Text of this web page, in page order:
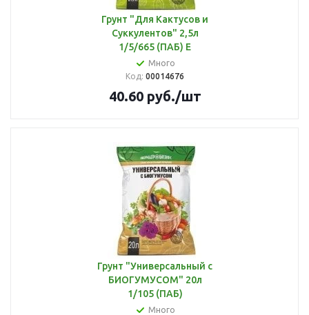
Грунт "Для Кактусов и
Суккулентов" 2,5л
1/5/665 (ПАБ) Е
Много
Код: 00014676
40.60руб./шт
Грунт "Универсальный с
БИОГУМУСОМ" 20л
1/105 (ПАБ)
Много